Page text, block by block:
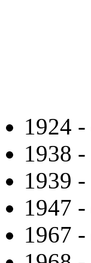
1924 -
1938 -
1939 -
1947 -
1967 -